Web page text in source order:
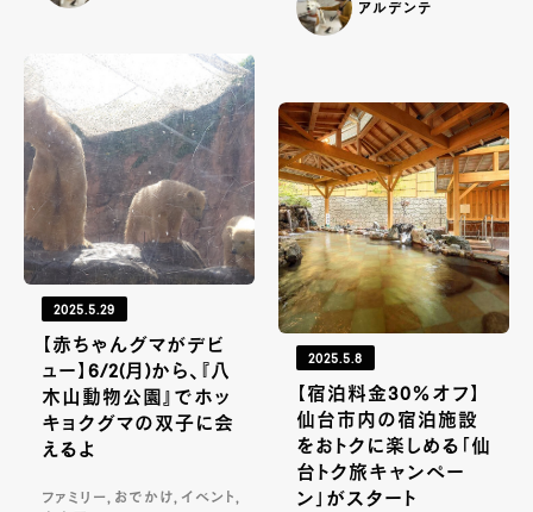
アルデンテ
2025.5.29
【赤ちゃんグマがデビ
ュー】6/2(月)から、『八
木山動物公園』でホッ
キョクグマの双子に会
えるよ
ファミリー, おでかけ, イベント,
2025.5.8
【宿泊料金30％オフ】
仙台市内の宿泊施設
をおトクに楽しめる「仙
台トク旅キャンペー
ン」がスタート